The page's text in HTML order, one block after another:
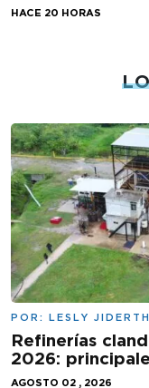
HACE 20 HORAS
POR: LESLY
Refinerías
2026:
AGOSTO 02 , 2026